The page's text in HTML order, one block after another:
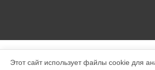
Этот сайт использует файлы cookie для